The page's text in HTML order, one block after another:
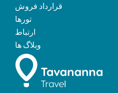
قرارداد فروش
تورها
ارتباط
وبلاگ ها